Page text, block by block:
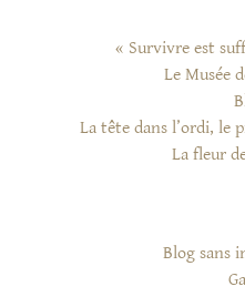
« Survivre est
Le Musée
La tête dans l’ordi, le
La fleur
Blog sans